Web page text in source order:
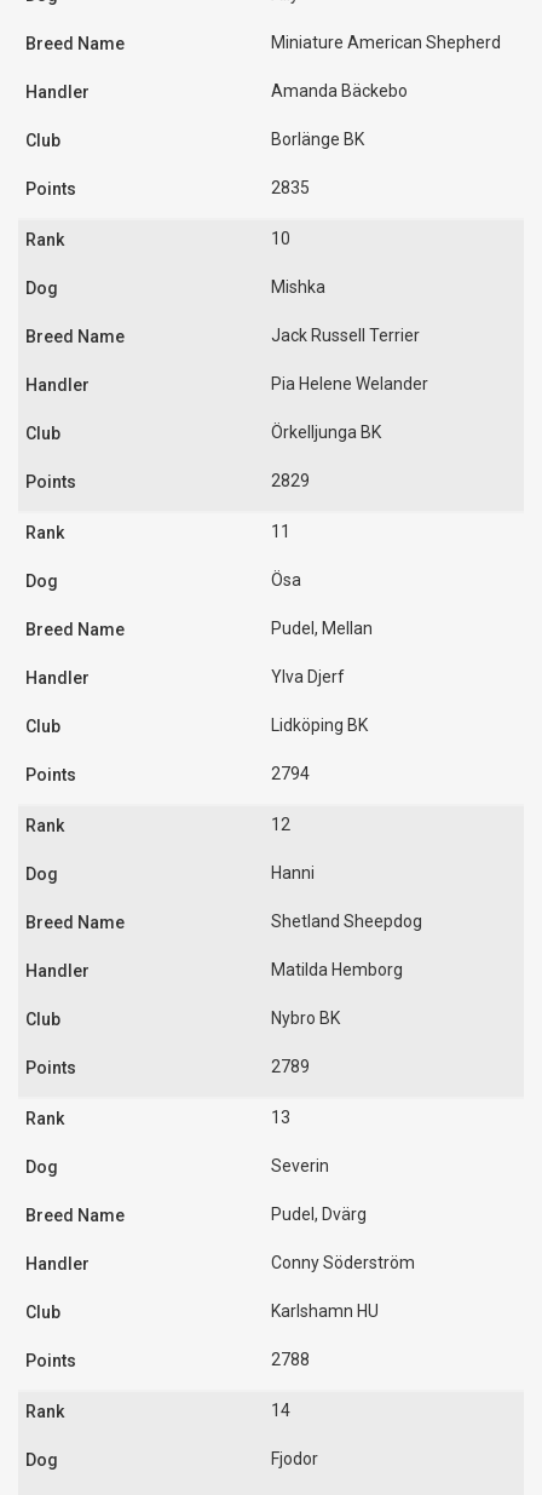
Miniature American Shepherd
Amanda Bäckebo
Borlänge BK
2835
10
Mishka
Jack Russell Terrier
Pia Helene Welander
Örkelljunga BK
2829
11
Ösa
Pudel, Mellan
Ylva Djerf
Lidköping BK
2794
12
Hanni
Shetland Sheepdog
Matilda Hemborg
Nybro BK
2789
13
Severin
Pudel, Dvärg
Conny Söderström
Karlshamn HU
2788
14
Fjodor